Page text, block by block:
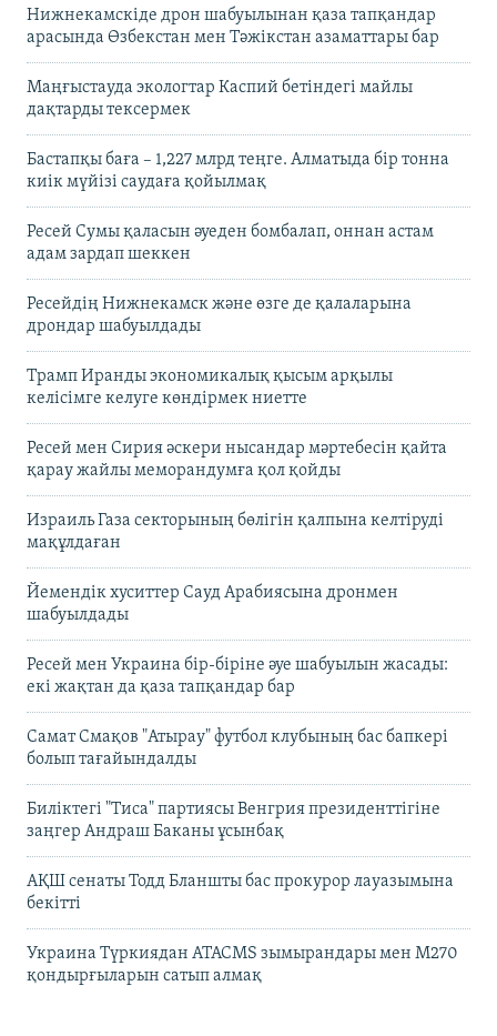
Нижнекамскіде дрон шабуылынан қаза тапқандар
арасында Өзбекстан мен Тәжікстан азаматтары бар
Маңғыстауда экологтар Каспий бетіндегі майлы
дақтарды тексермек
Бастапқы баға – 1,227 млрд теңге. Алматыда бір тонна
киік мүйізі саудаға қойылмақ
Ресей Сумы қаласын әуеден бомбалап, оннан астам
адам зардап шеккен
Ресейдің Нижнекамск және өзге де қалаларына
дрондар шабуылдады
Трамп Иранды экономикалық қысым арқылы
келісімге келуге көндірмек ниетте
Ресей мен Сирия әскери нысандар мәртебесін қайта
қарау жайлы меморандумға қол қойды
Израиль Газа секторының бөлігін қалпына келтіруді
мақұлдаған
Йемендік хуситтер Сауд Арабиясына дронмен
шабуылдады
Ресей мен Украина бір-біріне әуе шабуылын жасады:
екі жақтан да қаза тапқандар бар
Самат Смақов "Атырау" футбол клубының бас бапкері
болып тағайындалды
Биліктегі "Тиса" партиясы Венгрия президенттігіне
заңгер Андраш Баканы ұсынбақ
АҚШ сенаты Тодд Бланшты бас прокурор лауазымына
бекітті
Украина Түркиядан ATACMS зымырандары мен M270
қондырғыларын сатып алмақ